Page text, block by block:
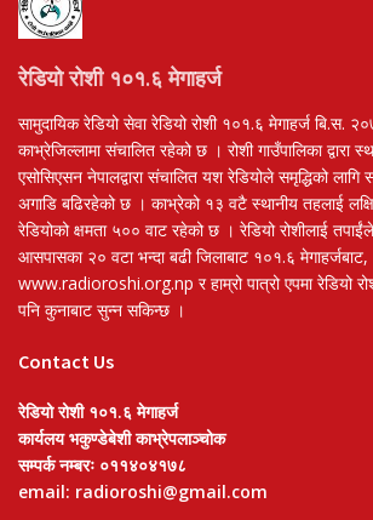
रेडियो रोशी १०१.६ मेगाहर्ज
सामुदायिक रेडियो सेवा रेडियो रोशी १०१.६ मेगाहर्ज बि.स.
काभ्रेजिल्लामा संचालित रहेको छ । रोशी गाउँपालिका द्वारा
एसोसिएसन नेपालद्वारा संचालित यश रेडियोले समृद्धिको लागि
अगाडि बढिरहेको छ । काभ्रेको १३ वटै स्थानीय तहलाई
रेडियोको क्षमता ५०० वाट रहेको छ । रेडियो रोशीलाई
आसपासका २० वटा भन्दा बढी जिलाबाट १०१.६ मेगाहर्जबाट,
www.radioroshi.org.np र हाम्रो पात्रो एपमा रेडियो
पनि कुनाबाट सुन्न सकिन्छ ।
Contact Us
रेडियो रोशी १०१.६ मेगाहर्ज
कार्यलय भकुण्डेबेशी काभ्रेपलाञ्चोक
सम्पर्क नम्बरः ०११४०४१७८
email: radioroshi@gmail.com